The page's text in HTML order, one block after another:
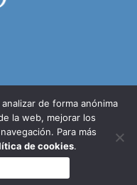
Colegio Inmaculada Jesuitas
porPiwity.es
Política de privacidad
de forma anónima
la web, mejorar los
Para más
de cookies.